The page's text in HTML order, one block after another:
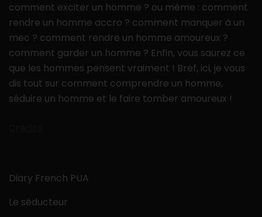
comment exciter un homme ? ou même : comment
rendre un homme accro ? comment manquer à un
mec ? comment rendre un homme amoureux ?
comment garder un homme ? Enfin, vous saurez ce
que les hommes pensent vraiment ! Bref, ici, je vous
dis tout sur comment comprendre un homme,
séduire un homme et le faire tomber amoureux !
Diary French PUA
Le séducteur